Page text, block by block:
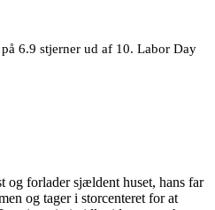
6.9 stjerner ud af 10. Labor Day
og forlader sjældent huset, hans far
og tager i storcenteret for at